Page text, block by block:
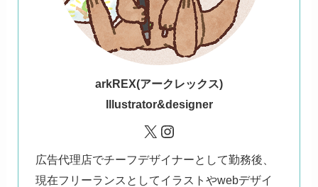
arkREX(アークレックス)
Illustrator&designer
X Instagram
広告代理店でチーフデザイナーとして勤務後、
現在フリーランスとしてイラストやwebデザイ